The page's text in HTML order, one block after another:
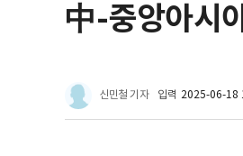
中-중앙아시
신민철 기자 입력 2025-06-18